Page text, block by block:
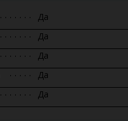
Да
Да
Да
Да
Да